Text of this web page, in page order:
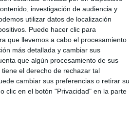
investigación de audiencia y
utilizar datos de localización
Puede hacer clic para
que llevemos a cabo el procesamiento
más detallada y cambiar sus
que algún procesamiento de sus
el derecho de rechazar tal
cambiar sus preferencias o retirar su
clic en el botón "Privacidad" en la parte